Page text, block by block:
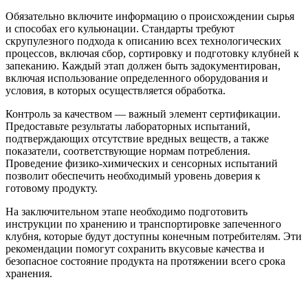
Обязательно включите информацию о происхождении сырья
и способах его кульюнации. Стандарты требуют
скрупулезного подхода к описанию всех технологических
процессов, включая сбор, сортировку и подготовку клубней к
запеканию. Каждый этап должен быть задокументирован,
включая использование определенного оборудования и
условия, в которых осуществляется обработка.
Контроль за качеством — важный элемент сертификации.
Предоставьте результаты лабораторных испытаний,
подтверждающих отсутствие вредных веществ, а также
показатели, соответствующие нормам потребления.
Проведение физико-химических и сенсорных испытаний
позволит обеспечить необходимый уровень доверия к
готовому продукту.
На заключительном этапе необходимо подготовить
инструкции по хранению и транспортировке запеченного
клубня, которые будут доступны конечным потребителям. Эти
рекомендации помогут сохранить вкусовые качества и
безопасное состояние продукта на протяжении всего срока
хранения.